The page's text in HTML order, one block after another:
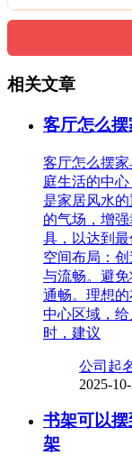
相关文章
客厅怎么
客厅怎么摆
庭生活的中
是家居风水
的气场，增
具，以达到最
空间布局：
与流畅。避
通畅。理想
中心区域，
时，建议
公司起
2025-
书架可以
架